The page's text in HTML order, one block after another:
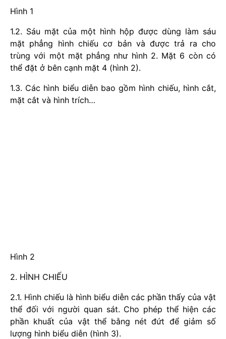
Hình 1
1.2. Sáu mặt của một hình hộp được dùng làm sáu
mặt phẳng hình chiếu cơ bản và được trả ra cho
trùng với một mặt phẳng như hình 2. Mặt 6 còn có
thể đặt ở bên cạnh mặt 4 (hình 2).
1.3. Các hình biểu diễn bao gồm hình chiếu, hình cắt,
mặt cắt và hình trích…
Hình 2
2. HÌNH CHIẾU
2.1. Hình chiếu là hình biểu diễn các phần thấy của vật
thể đối với người quan sát. Cho phép thể hiện các
phần khuất của vật thể bằng nét đứt để giảm số
lượng hình biểu diễn (hình 3).